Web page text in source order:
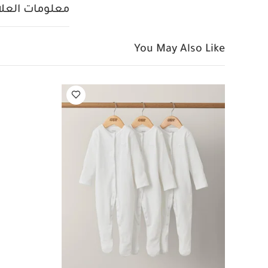
غسل على درجة حرارة
معلومات
You May Also Like